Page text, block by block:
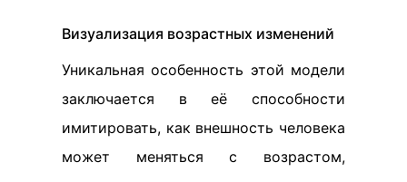
Визуализация возрастных изменений
Уникальная особенность этой модели
заключается в её способности
имитировать, как внешность человека
может меняться с возрастом,